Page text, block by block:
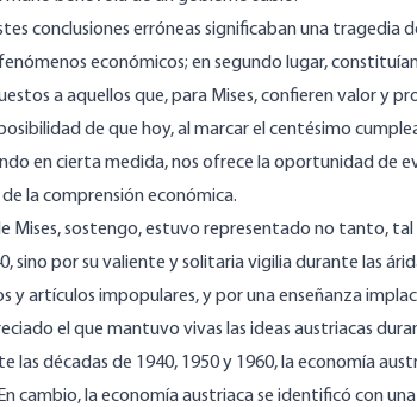
conclusiones erróneas significaban una tragedia
económicos; en segundo lugar,
a aquellos que, para Mises, confieren valor y
de que hoy, al marcar el centésimo
en cierta medida, nos ofrece la oportunidad de
la comprensión económica.
Mises, sostengo, estuvo representado no tanto,
sino por su valiente y solitaria vigilia durante las
y artículos impopulares, y por una enseñanza
el que mantuvo vivas las ideas austriacas
las décadas de 1940, 1950 y 1960, la economía
cambio, la economía austriaca se identificó con